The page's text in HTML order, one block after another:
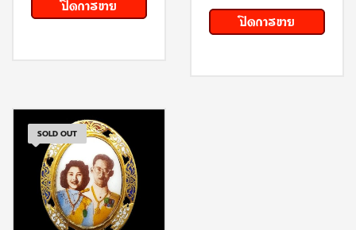
SOLD OUT